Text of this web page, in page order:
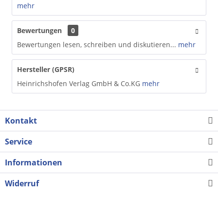
mehr
Bewertungen
0
Bewertungen lesen, schreiben und diskutieren... mehr
Hersteller (GPSR)
Heinrichshofen Verlag GmbH & Co.KG mehr
Kontakt
Service
Informationen
Widerruf